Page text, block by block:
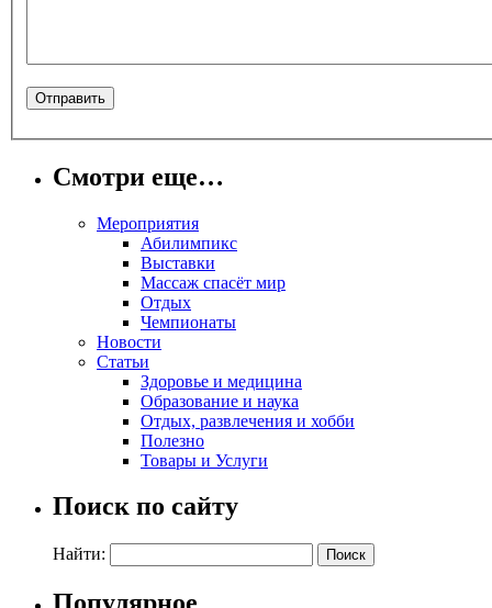
Смотри еще…
Мероприятия
Абилимпикс
Выставки
Массаж спасёт мир
Отдых
Чемпионаты
Новости
Статьи
Здоровье и медицина
Образование и наука
Отдых, развлечения и хобби
Полезно
Товары и Услуги
Поиск по сайту
Найти: